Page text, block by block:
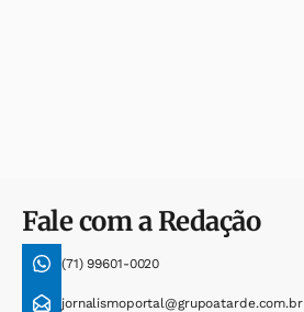
Fale com a Redação
(71) 99601-0020
jornalismoportal@grupoatarde.com.br